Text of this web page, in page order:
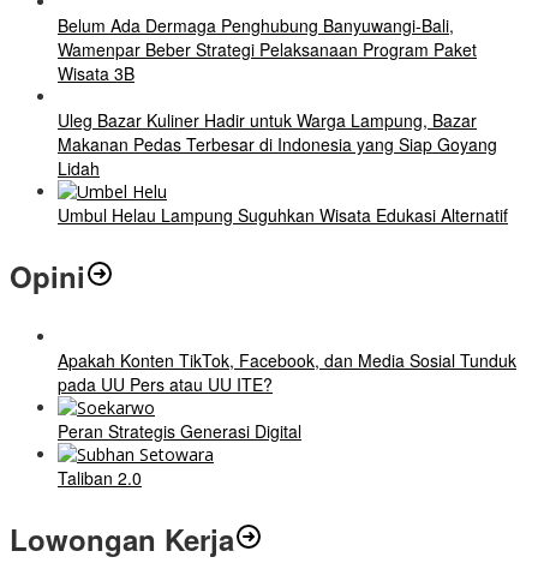
Belum Ada Dermaga Penghubung Banyuwangi-Bali,
Wamenpar Beber Strategi Pelaksanaan Program Paket
Wisata 3B
Uleg Bazar Kuliner Hadir untuk Warga Lampung, Bazar
Makanan Pedas Terbesar di Indonesia yang Siap Goyang
Lidah
Umbul Helau Lampung Suguhkan Wisata Edukasi Alternatif
Opini
Apakah Konten TikTok, Facebook, dan Media Sosial Tunduk
pada UU Pers atau UU ITE?
Peran Strategis Generasi Digital
Taliban 2.0
Lowongan Kerja